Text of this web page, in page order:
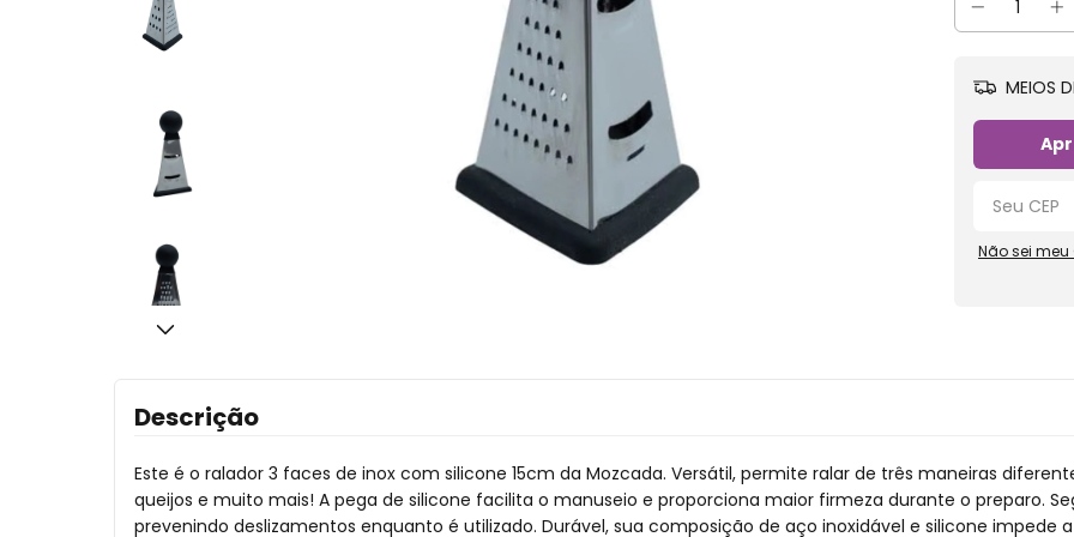
MEIOS
Não sei meu
Descrição
Este é o ralador 3 faces de inox com silicone 15cm da Mozcada. Versátil, permite ralar de três maneiras
queijos e muito mais! A pega de silicone facilita o manuseio e proporciona maior firmeza durante o preparo.
prevenindo deslizamentos enquanto é utilizado. Durável, sua composição de aço inoxidável e silicone